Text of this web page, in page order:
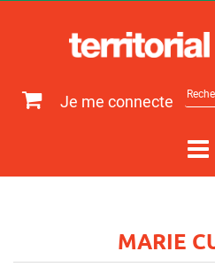
Je me connecte
MARIE